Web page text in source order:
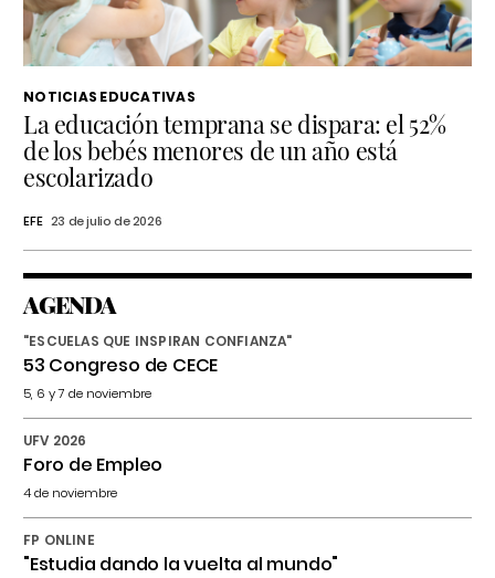
NOTICIAS EDUCATIVAS
La educación temprana se dispara: el 52%
de los bebés menores de un año está
escolarizado
EFE 23 de julio de 2026
AGENDA
"ESCUELAS QUE INSPIRAN CONFIANZA"
53 Congreso de CECE
5, 6 y 7 de noviembre
UFV 2026
Foro de Empleo
4 de noviembre
FP ONLINE
"Estudia dando la vuelta al mundo"